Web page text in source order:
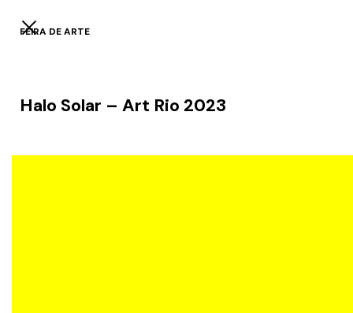
FEIRA DE ARTE
Halo Solar – Art Rio 2023